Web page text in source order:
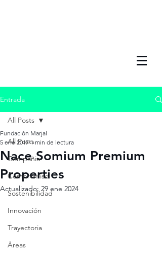
Entrada
All Posts
Compañia
Compromiso
Sostenibilidad
Innovación
Trayectoria
Áreas
All Posts
Nace Somium Premium
Properties
Fundación Marjal
5 ene 2017 1 min de lectura
Actualizado:29 ene 2024